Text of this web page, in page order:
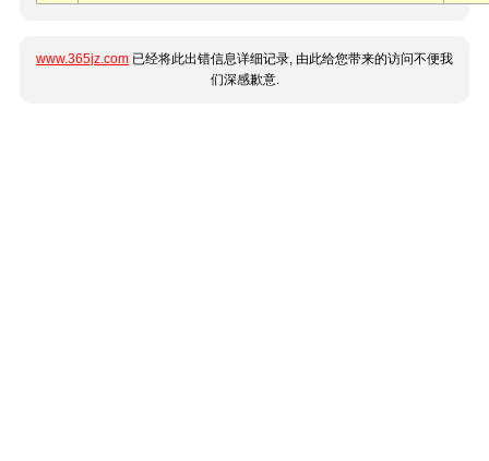
www.365jz.com 已经将此出错信息详细记录, 由此给您带来的访问不便我
们深感歉意.